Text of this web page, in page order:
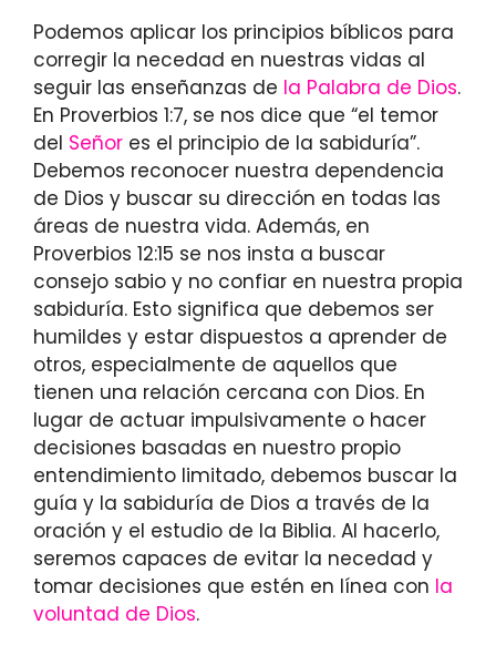
Podemos aplicar los principios bíblicos para
corregir la necedad en nuestras vidas al
seguir las enseñanzas de la Palabra de Dios.
En Proverbios 1:7, se nos dice que “el temor
del Señor es el principio de la sabiduría”.
Debemos reconocer nuestra dependencia
de Dios y buscar su dirección en todas las
áreas de nuestra vida. Además, en
Proverbios 12:15 se nos insta a buscar
consejo sabio y no confiar en nuestra propia
sabiduría. Esto significa que debemos ser
humildes y estar dispuestos a aprender de
otros, especialmente de aquellos que
tienen una relación cercana con Dios. En
lugar de actuar impulsivamente o hacer
decisiones basadas en nuestro propio
entendimiento limitado, debemos buscar la
guía y la sabiduría de Dios a través de la
oración y el estudio de la Biblia. Al hacerlo,
seremos capaces de evitar la necedad y
tomar decisiones que estén en línea con la
voluntad de Dios.